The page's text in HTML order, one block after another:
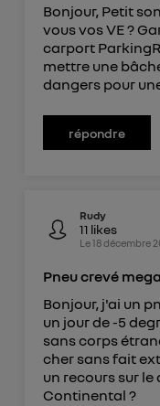
Bonjour, Petit
vous vos VE ?
carport
mettre une
dangers pour
répondre
Rudy
11 likes
Le18 décembre
Pneu crevé
Bonjour, j'ai un
un jour de -5
sans corps
cher sans fait
un recours sur
Continental ?